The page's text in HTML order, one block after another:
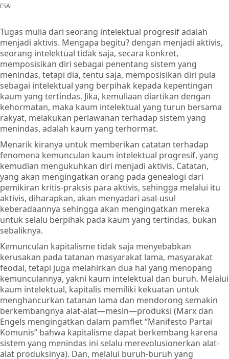
ESAI
Tugas mulia dari seorang intelektual progresif adalah
menjadi aktivis. Mengapa begitu? dengan menjadi aktivis,
seorang intelektual tidak saja, secara konkret,
memposisikan diri sebagai penentang sistem yang
menindas, tetapi dia, tentu saja, memposisikan diri pula
sebagai intelektual yang berpihak kepada kepentingan
kaum yang tertindas. Jika, kemuliaan diartikan dengan
kehormatan, maka kaum intelektual yang turun bersama
rakyat, melakukan perlawanan terhadap sistem yang
menindas, adalah kaum yang terhormat.
Menarik kiranya untuk memberikan catatan terhadap
fenomena kemunculan kaum intelektual progresif, yang
kemudian mengukuhkan diri menjadi aktivis. Catatan,
yang akan mengingatkan orang pada genealogi dari
pemikiran kritis-praksis para aktivis, sehingga melalui itu
aktivis, diharapkan, akan menyadari asal-usul
keberadaannya sehingga akan mengingatkan mereka
untuk selalu berpihak pada kaum yang tertindas, bukan
sebaliknya.
Kemunculan kapitalisme tidak saja menyebabkan
kerusakan pada tatanan masyarakat lama, masyarakat
feodal, tetapi juga melahirkan dua hal yang menopang
kemunculannya, yakni kaum intelektual dan buruh. Melalui
kaum intelektual, kapitalis memiliki kekuatan untuk
menghancurkan tatanan lama dan mendorong semakin
berkembangnya alat-alat—mesin—produksi (Marx dan
Engels mengingatkan dalam pamflet “Manifesto Partai
Komunis” bahwa kapitalisme dapat berkembang karena
sistem yang menindas ini selalu merevolusionerkan alat-
alat produksinya). Dan, melalui buruh-buruh yang